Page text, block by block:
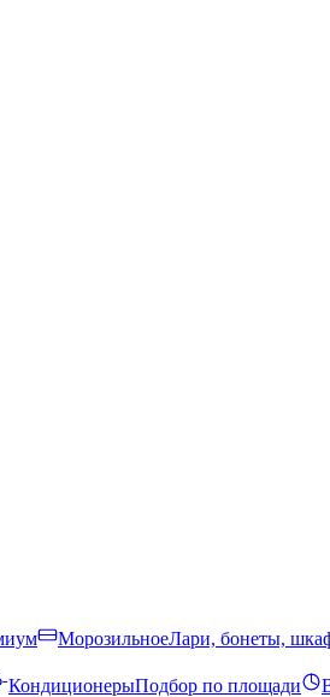
МорозильноеЛари, бонеты,
КондиционерыПодбор по площади